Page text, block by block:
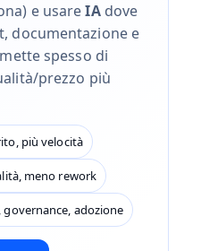
e usareIAdove
documentazione e
spesso di
prezzo più
più velocità
meno rework
governance, adozione